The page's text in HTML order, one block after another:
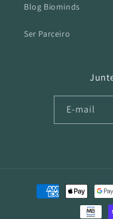
Blog Biominds
Ser Parceiro
E-mail
Métodos